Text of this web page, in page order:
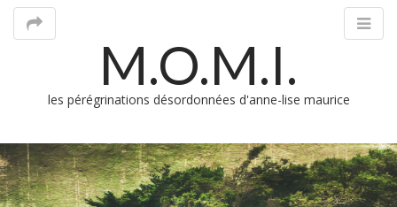
M.O.M.I.
les pérégrinations désordonnées d'anne-lise maurice